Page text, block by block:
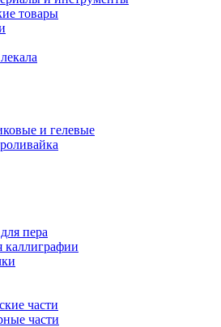
товары
и гелевые
пера
каллиграфии
части
части